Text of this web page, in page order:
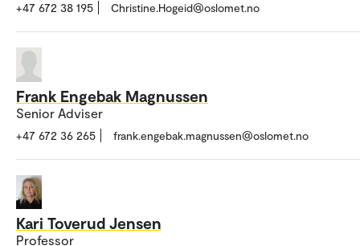
+47 672 38 195 Christine.Hogeid@oslomet.no
Frank Engebak Magnussen
Senior Adviser
+47 672 36 265 frank.engebak.magnussen@oslomet.no
Kari Toverud Jensen
Professor